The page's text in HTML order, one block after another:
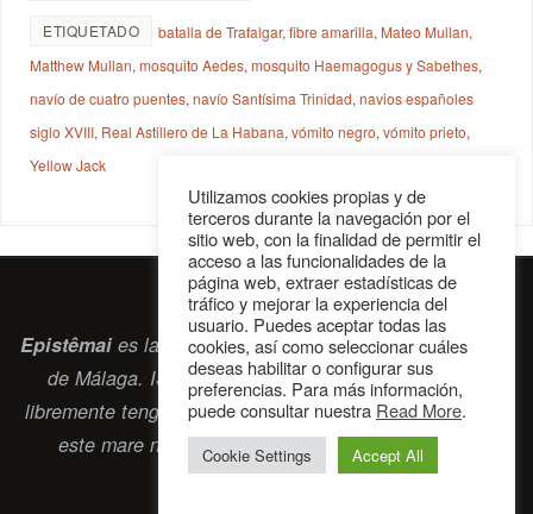
ETIQUETADO batalla de Trafalgar,fibre amarilla, Mateo Mullan,
Matthew Mullan,mosquito Aedes,mosquito Haemagogus y Sabethes,
navío de cuatro puentes,navío Santísima Trinidad,navios españoles
siglo XVIII, Real Astillero de La Habana,vómito negro,vómito prieto,
Yellow Jack
Epistêmaies la revista digital de la Sociedad Erasmiana
de Málaga. ISSN 2697-2468. Bienvenidos cuantos
libremente tengan algo que intercambiar navegando por
este mare nostrumque es el océano erasmiano.
contacto@epistemai.es
Utilizamos cookies propias y de
terceros durante la navegación por el
sitio web, con la finalidad de permitir el
acceso a las funcionalidades de la
página web, extraer estadísticas de
tráfico y mejorar la experiencia del
usuario. Puedes aceptar todas las
cookies, así como seleccionar cuáles
deseas habilitar o configurar sus
preferencias. Para más información,
puede consultar nuestra Read More.
Cookie Settings Accept All